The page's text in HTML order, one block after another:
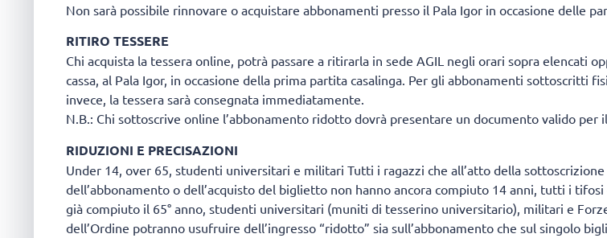
Non sarà possibile rinnovare o acquistare abbonamenti presso il Pala Igor in occasione delle
RITIRO TESSERE
Chi acquista la tessera online, potrà passare a ritirarla in sede AGIL negli orari sopra elencati
cassa, al Pala Igor, in occasione della prima partita casalinga. Per gli abbonamenti sottoscritti
invece, la tessera sarà consegnata immediatamente.
N.B.: Chi sottoscrive online l’abbonamento ridotto dovrà presentare un documento valido per
RIDUZIONI E PRECISAZIONI
Under 14, over 65, studenti universitari e militari Tutti i ragazzi che all’atto della sottoscrizione
dell’abbonamento o dell’acquisto del biglietto non hanno ancora compiuto 14 anni, tutti i tifosi
già compiuto il 65° anno, studenti universitari (muniti di tesserino universitario), militari e
dell’Ordine potranno usufruire dell’ingresso “ridotto” sia sull’abbonamento che sul singolo